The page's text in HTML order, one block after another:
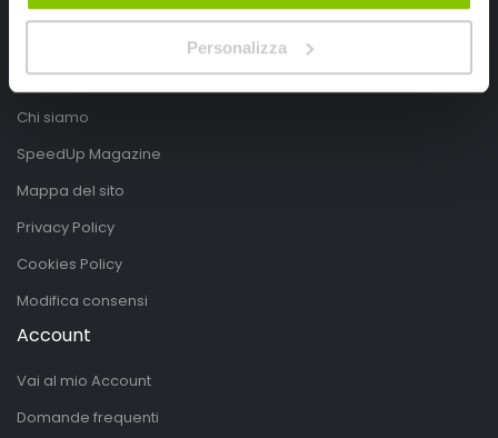
Personalizza
PIVA IT03490830266
Speedup.it by Trio Group
Telefono0423.601555
Chi siamo
SpeedUp Magazine
Mappa del sito
Privacy Policy
Cookies Policy
Modifica consensi
Account
Vai al mio Account
Domande frequenti